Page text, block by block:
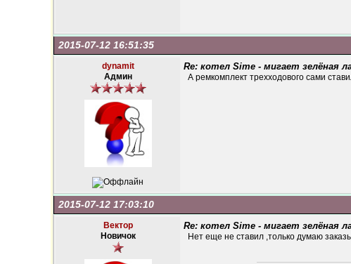
2015-07-12 16:51:35
dynamit
Админ
Re: котел Sime - мигает зелёная
А ремкомплект трехходового сами
2015-07-12 17:03:10
Вектор
Новичок
Re: котел Sime - мигает зелёная
Нет еще не ставил ,только думаю